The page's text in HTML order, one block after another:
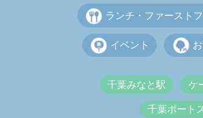
ランチ・ファースト
イベント
千葉みなと駅 ケ
千葉ポート